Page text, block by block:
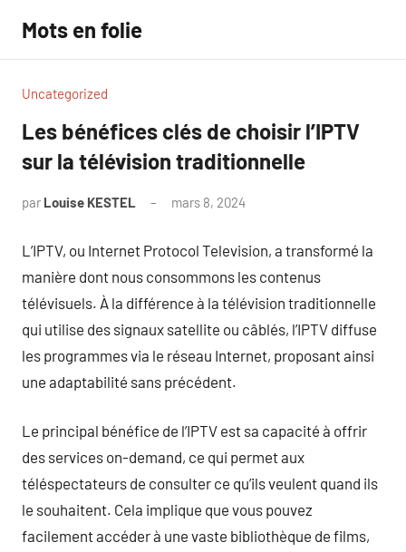
contenu
Mots en folie
Uncategorized
Les bénéfices clés de choisir l’IPTV
sur la télévision traditionnelle
par Louise KESTEL mars 8, 2024
L’IPTV, ou Internet Protocol Television, a transformé la
manière dont nous consommons les contenus
télévisuels. À la différence à la télévision traditionnelle
qui utilise des signaux satellite ou câblés, l’IPTV diffuse
les programmes via le réseau Internet, proposant ainsi
une adaptabilité sans précédent.
Le principal bénéfice de l’IPTV est sa capacité à offrir
des services on-demand, ce qui permet aux
téléspectateurs de consulter ce qu’ils veulent quand ils
le souhaitent. Cela implique que vous pouvez
facilement accéder à une vaste bibliothèque de films,